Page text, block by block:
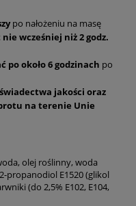
po nałożeniu na masę
wcześniej niż 2 godz.
po około 6 godzinach po
jakości oraz
na terenie Unie
olej roślinny, woda
propanodiol E1520 (glikol
(do 2,5% E102, E104,